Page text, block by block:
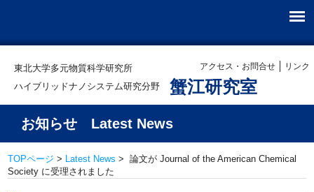
東北大学多元物質科学研究所
ハイブリッドナノシステム研究分野
蟹江研究室
アクセス・お問合せ リンク
お知らせ Latest News
TOPページ > Latest News > 論文が Journal of the American Chemical
Society に受理されました